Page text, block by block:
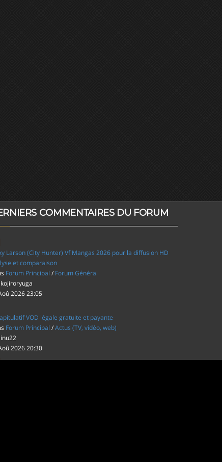
COMMENTAIRES DU FORUM
Larson (City Hunter) Vf Mangas 2026 pour la diffusion HD
et comparaison
Forum Principal / Forum Général
kojiroryuga
2026 23:05
VOD légale gratuite et payante
Forum Principal /Actus (TV, vidéo, web)
inu22
2026 20:30